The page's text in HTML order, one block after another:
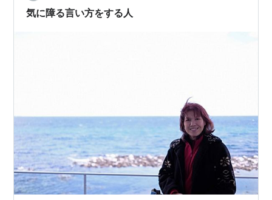
気に障る言い方をする人